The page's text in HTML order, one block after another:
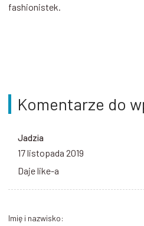
fashionistek.
Komentarze do
Jadzia
17 listopada 2019
Daje like-a
Imię i nazwisko: